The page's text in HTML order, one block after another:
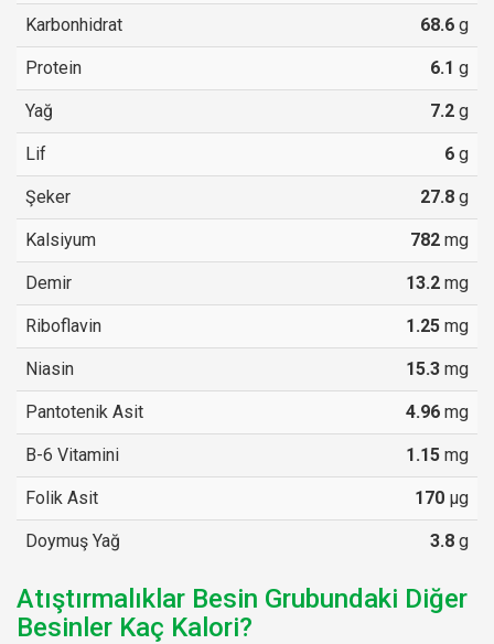
Karbonhidrat 68.6 g
Protein 6.1 g
Yağ 7.2 g
Lif 6 g
Şeker 27.8 g
Kalsiyum 782 mg
Demir 13.2 mg
Riboflavin 1.25 mg
Niasin 15.3 mg
Pantotenik Asit 4.96 mg
B-6 Vitamini 1.15 mg
Folik Asit 170 µg
Doymuş Yağ 3.8 g
Atıştırmalıklar Besin Grubundaki Diğer
Besinler Kaç Kalori?